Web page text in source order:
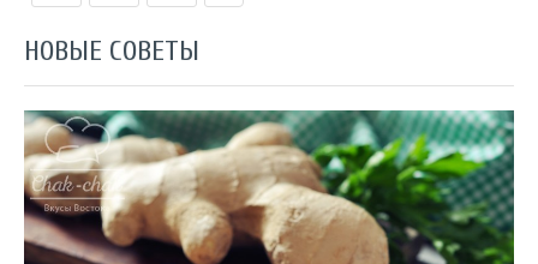
НОВЫЕ СОВЕТЫ